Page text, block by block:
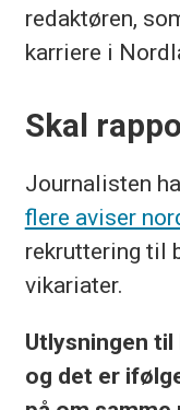
redaktøren,
karriere i
Skal
Journalisten
flere aviser
rekruttering til
vikariater.
Utlysningen til
og det er